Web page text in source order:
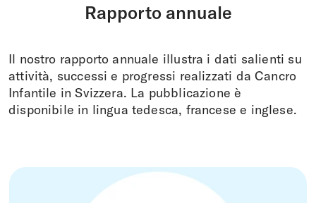
Rapporto annuale
Il nostro rapporto annuale illustra i dati salienti su
attività, successi e progressi realizzati da Cancro
Infantile in Svizzera. La pubblicazione è
disponibile in lingua tedesca, francese e inglese.